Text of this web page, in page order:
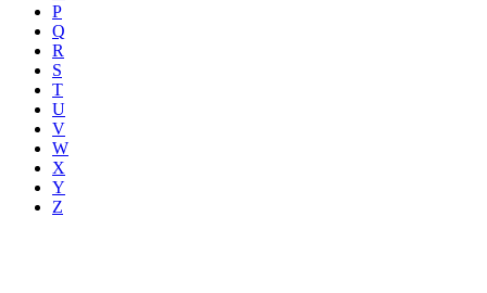
P
Q
R
S
T
U
V
W
X
Y
Z